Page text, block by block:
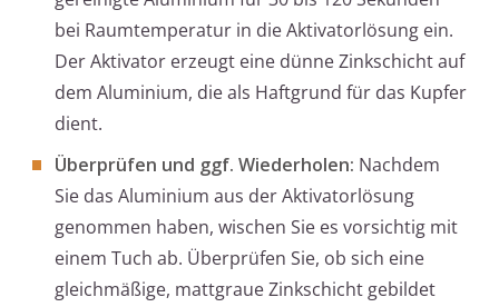
bei Raumtemperatur in die Aktivatorlösung ein.
Der Aktivator erzeugt eine dünne Zinkschicht auf
dem Aluminium, die als Haftgrund für das Kupfer
dient.
Überprüfen und ggf. Wiederholen: Nachdem
Sie das Aluminium aus der Aktivatorlösung
genommen haben, wischen Sie es vorsichtig mit
einem Tuch ab. Überprüfen Sie, ob sich eine
gleichmäßige, mattgraue Zinkschicht gebildet